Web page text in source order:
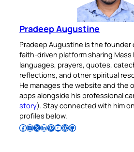
Pradeep Augustine
Pradeep Augustine is the founder
faith-driven platform sharing Mass
languages, prayers, quotes,
reflections, and other spiritual
He manages the website and the
apps alongside his professional
story). Stay connected with him
profiles below.
Follow Pradeep on Facebook Follow Pradeep on InstagramFollow Pradeep on X Follow Pradeep on LinkedIn Follow Pradeep on Pinterest Subscribe to Pradeep’s Youtube Channel Follow Pradeep on WordPress Follow Pradeep on GitHub